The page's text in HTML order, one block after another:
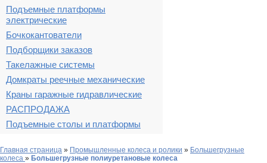
Подъемные платформы
электрические
Бочкокантователи
Подборщики заказов
Такелажные системы
Домкраты реечные механические
Краны гаражные гидравлические
РАСПРОДАЖА
Подъемные столы и платформы
Главная страница » Промышленные колеса и ролики » Большегрузные
колеса » Большегрузные полиуретановые колеса